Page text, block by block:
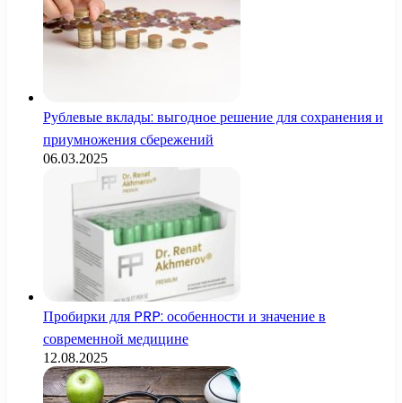
Рублевые вклады: выгодное решение для сохранения и
приумножения сбережений
06.03.2025
Пробирки для PRP: особенности и значение в
современной медицине
12.08.2025